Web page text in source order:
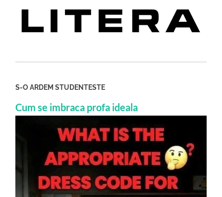
S-O ARDEM STUDENTESTE
Cum se imbraca profa ideala